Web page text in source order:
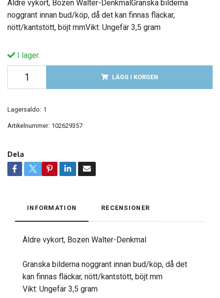
Äldre vykort, Bozen Walter-DenkmalGranska bilderna
noggrant innan bud/köp, då det kan finnas fläckar,
nött/kantstött, böjt mmVikt: Ungefär 3,5 gram
I lager.
LÄGG I KORGEN
Lagersaldo: 1
Artikelnummer: 102629357
Dela
INFORMATION RECENSIONER
Äldre vykort, Bozen Walter-Denkmal
Granska bilderna noggrant innan bud/köp, då det
kan finnas fläckar, nött/kantstött, böjt mm
Vikt: Ungefär 3,5 gram